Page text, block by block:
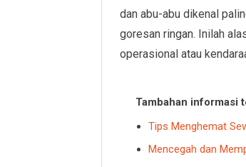
dan abu-abu dikenal
goresan ringan. Inilah
operasional atau
Tambahan informasi
Tips Menghemat
Mencegah dan